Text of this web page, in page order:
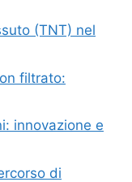
(TNT) nel
filtrato:
innovazione e
di